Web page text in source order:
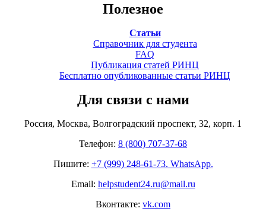
Полезное
Статьи
Справочник для студента
FAQ
Публикация статей РИНЦ
Бесплатно опубликованные статьи РИНЦ
Для связи с нами
Россия, Москва, Волгоградский проспект, 32, корп. 1
Телефон: 8 (800) 707-37-68
Пишите: +7 (999) 248-61-73. WhatsApp.
Email: helpstudent24.ru@mail.ru
Вконтакте: vk.com